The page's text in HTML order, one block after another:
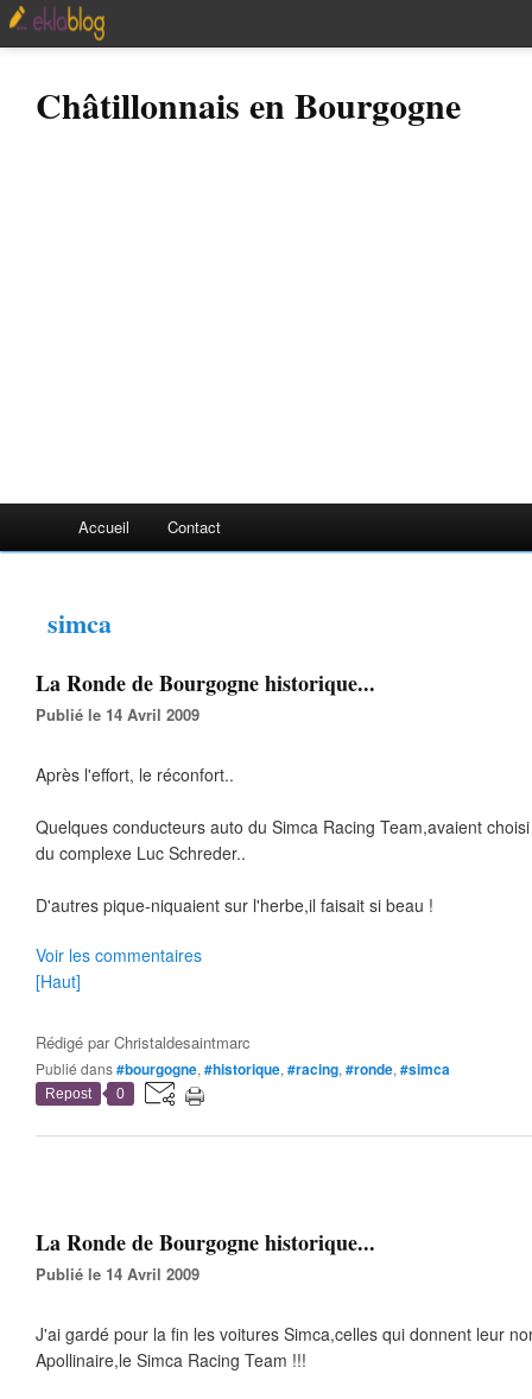
Châtillonnais en Bourgogne
Accueil Contact
simca
La Ronde de Bourgogne historique...
Publié le 14 Avril 2009
Après l'effort, le réconfort..
Quelques conducteurs auto du Simca Racing Team,avaient
du complexe Luc Schreder..
D'autres pique-niquaient sur l'herbe,il faisait si beau !
Voir les commentaires
[Haut]
Rédigé parChristaldesaintmarc
Publié dans#bourgogne, #historique, #racing, #ronde, #simca
Repost 0
La Ronde de Bourgogne historique...
Publié le 14 Avril 2009
J'ai gardé pour la fin les voitures Simca,celles qui donnent leur
Apollinaire,le Simca Racing Team !!!